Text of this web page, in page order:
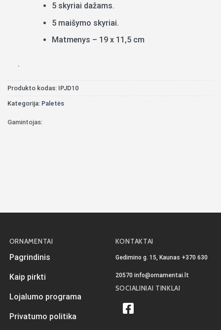
5 skyriai dažams.
5 maišymo skyriai.
Matmenys – 19 x 11,5 cm
.
Produkto kodas: IPJD10
Kategorija: Paletės
Gamintojas:
ORNAMENTAI
Pagrindinis
Kaip pirkti
Lojalumo programa
Privatumo politika
KONTAKTAI
Gedimino g. 15, Kaunas +370 630
20570 info@ornamentai.lt
SOCIALINIAI TINKLAI